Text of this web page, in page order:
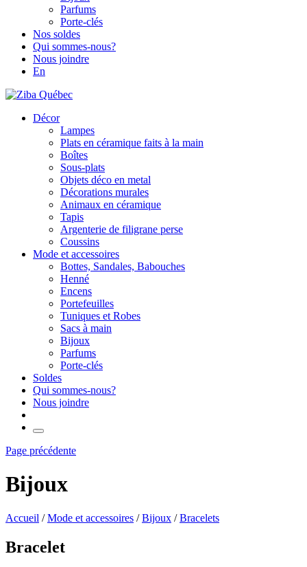
Parfums
Porte-clés
Nos soldes
Qui sommes-nous?
Nous joindre
En
Décor
Lampes
Plats en céramique faits à la main
Boîtes
Sous-plats
Objets déco en metal
Décorations murales
Animaux en céramique
Tapis
Argenterie de filigrane perse
Coussins
Mode et accessoires
Bottes, Sandales, Babouches
Henné
Encens
Portefeuilles
Tuniques et Robes
Sacs à main
Bijoux
Parfums
Porte-clés
Soldes
Qui sommes-nous?
Nous joindre
Page précédente
Bijoux
Accueil /Mode et accessoires /Bijoux /Bracelets
Bracelet